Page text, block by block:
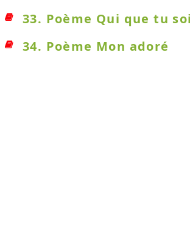
33. Poème Qui que tu
34. Poème Mon adoré